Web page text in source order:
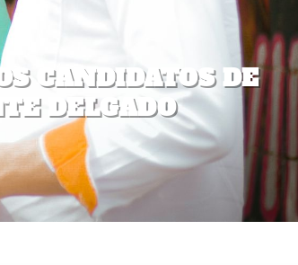
CANDIDATOS DE
DELGADO